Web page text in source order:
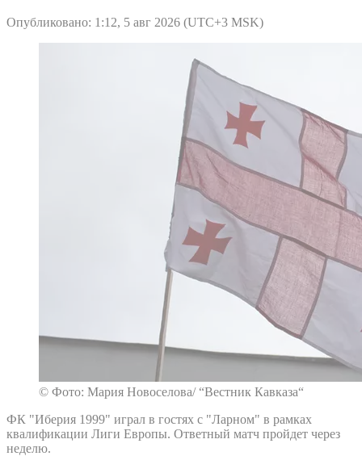
Опубликовано: 1:12, 5 авг 2026 (UTC+3 MSK)
© Фото: Мария Новоселова/ “Вестник Кавказа“
ФК "Иберия 1999" играл в гостях с "Ларном" в рамках
квалификации Лиги Европы. Ответный матч пройдет через
неделю.